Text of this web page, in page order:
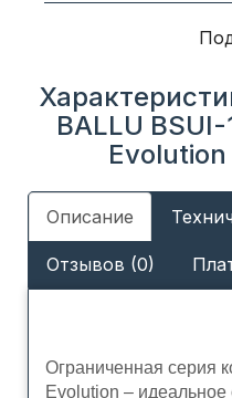
BALLU
Описание
Отзывов (0)
Ограниченная серия
Evolution –